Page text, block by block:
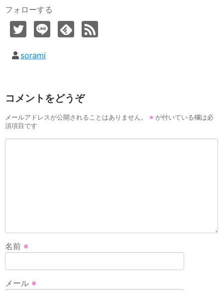
フォローする
sorami
コメントをどうぞ
メールアドレスが公開されることはありません。 ※ が付いている欄は必
須項目です
名前 ※
メール ※